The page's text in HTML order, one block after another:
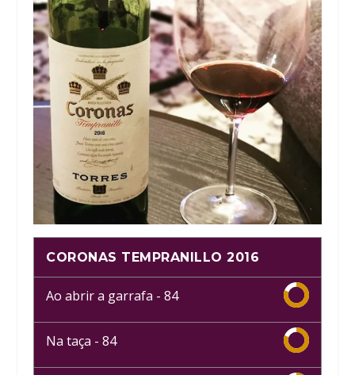
CORONAS TEMPRANILLO 2016
Ao abrir a garrafa -84
Na taça -84